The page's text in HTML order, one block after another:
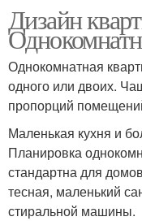
Дизайн
Однокомнатная
одного или двоих.
пропорций
Маленькая кухня и
Планировка
стандартна для
тесная, маленький
стиральной машины.